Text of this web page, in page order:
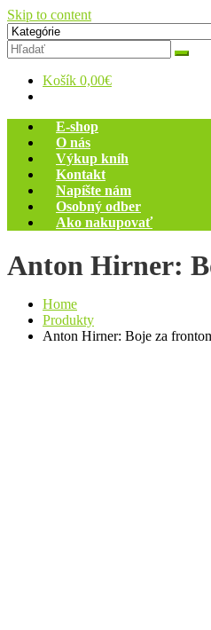
Skip to content
Zelený dom
Antikvariát
Košík 0,00€
E-shop
O nás
Výkup kníh
Kontakt
Napíšte nám
Osobný odber
Ako nakupovať
Anton Hirner:
Home
Produkty
Anton Hirner: Boje za